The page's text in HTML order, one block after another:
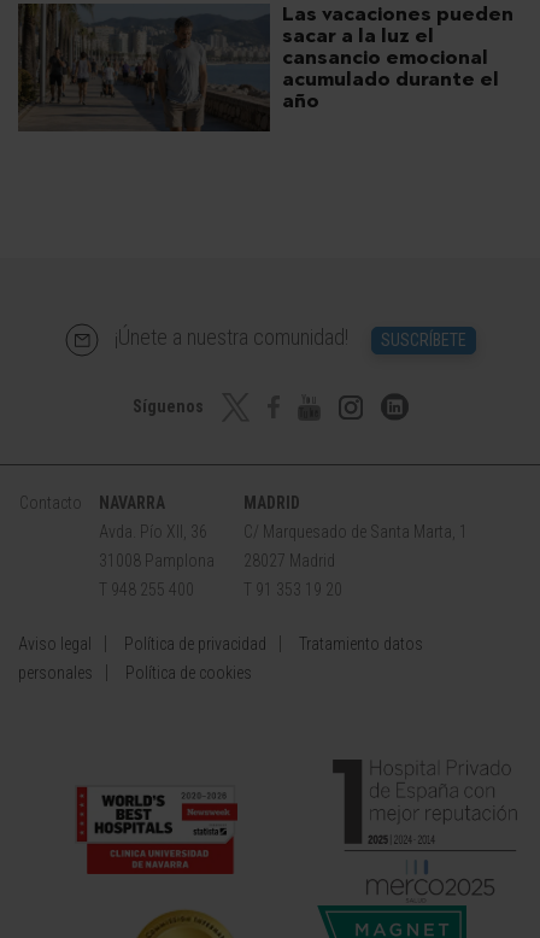
Las vacaciones pueden
sacar a la luz el
cansancio emocional
acumulado durante el
año
¡Únete a nuestra comunidad! SUSCRÍBETE
Síguenos
Contacto
NAVARRA
Avda. Pío XII, 36
31008 Pamplona
T 948 255 400
MADRID
C/ Marquesado de Santa Marta, 1
28027 Madrid
T 91 353 19 20
Aviso legal Política de privacidad
Tratamiento datos
personales
Política de cookies